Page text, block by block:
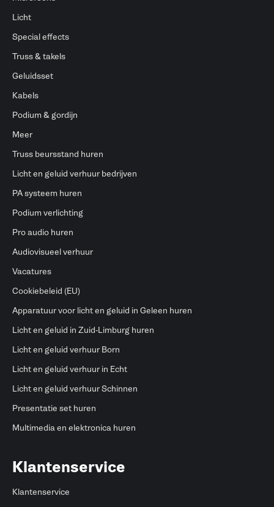
Licht
Special effects
Truss & takels
Geluidsset
Kabels
Podium & gordijn
Meer
Truss beursstand huren
Licht en geluid verhuur bedrijven
PA systeem huren
Podium verlichting
Pro audio huren
Audiovisueel verhuur
Vacatures
Cookiebeleid (EU)
Apparatuur voor licht en geluid in Geleen huren
Licht en geluid in Zuid-Limburg huren
Licht en geluid verhuur Born
Licht en geluid verhuur in Echt
Licht en geluid verhuur Schinnen
Presentatie set huren
Multimedia en elektronica huren
Klantenservice
Klantenservice